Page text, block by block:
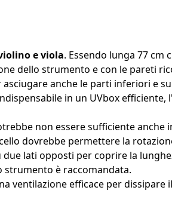
e viola. Essendo lunga 77
dello strumento e con le pareti
anche le parti inferiori e
in un UVbox efficiente,
non essere sufficiente
dovrebbe permettere la
lati opposti per coprire la
è raccomandata.
ventilazione efficace per